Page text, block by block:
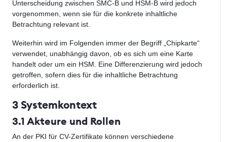
Unterscheidung zwischen SMC-B und HSM-B wird jedoch
vorgenommen, wenn sie für die konkrete inhaltliche
Betrachtung relevant ist.
Weiterhin wird im Folgenden immer der Begriff „Chipkarte“
verwendet, unabhängig davon, ob es sich um eine Karte
handelt oder um ein HSM. Eine Differenzierung wird jedoch
getroffen, sofern dies für die inhaltliche Betrachtung
erforderlich ist.
3 Systemkontext
3.1 Akteure und Rollen
An der PKI für CV-Zertifikate können verschiedene